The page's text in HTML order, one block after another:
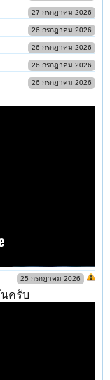
27 กรกฎาคม 2026
26 กรกฎาคม 2026
26 กรกฎาคม 2026
26 กรกฎาคม 2026
26 กรกฎาคม 2026
25 กรกฎาคม 2026
นครับ